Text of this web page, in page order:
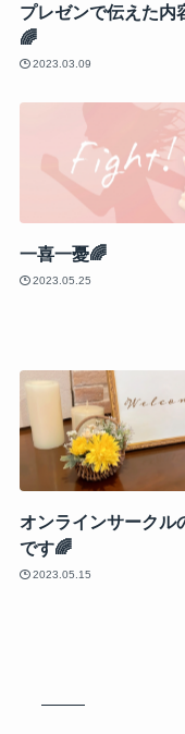
プレゼンで伝えた内
🌈
2023.03.09
一喜一憂🌈
2023.05.25
オンラインサークル
です🌈
2023.05.15